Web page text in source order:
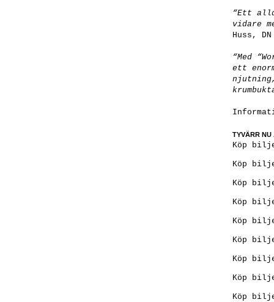
“Ett
vidare
Huss, DN
“Med
ett
TYVÄRR
Köp
Köp
Köp
Köp
Köp
Köp
Köp
Köp
Köp